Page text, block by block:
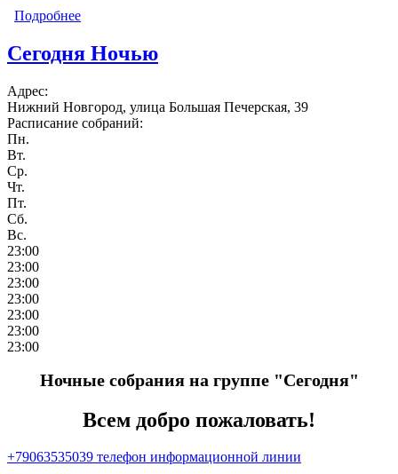
Подробнее
Сегодня Нoчью
Адрес:
Нижний Новгород, улица Большая Печерская, 39
Расписание собраний:
Пн.
Вт.
Ср.
Чт.
Пт.
Сб.
Вс.
23:00
23:00
23:00
23:00
23:00
23:00
23:00
Ночные собрания на группе "Сегодня"
Всем добро пожаловать!
+79063535039 телефон информационной линии